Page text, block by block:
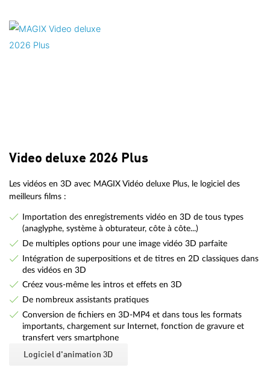
Video deluxe 2026 Plus
Les vidéos en 3D avec MAGIX Vidéo deluxe Plus, le logiciel des
meilleurs films :
Importation des enregistrements vidéo en 3D de tous types
(anaglyphe, système à obturateur, côte à côte...)
De multiples options pour une image vidéo 3D parfaite
Intégration de superpositions et de titres en 2D classiques dans
des vidéos en 3D
Créez vous-même les intros et effets en 3D
De nombreux assistants pratiques
Conversion de fichiers en 3D-MP4 et dans tous les formats
importants, chargement sur Internet, fonction de gravure et
transfert vers smartphone
Logiciel d'animation 3D